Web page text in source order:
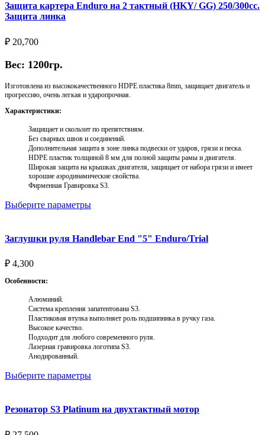
Защита картера Enduro на 2 тактный (HKY/ GG) 250/300cc.
Защита линка
₽ 20,700
Вес: 1200гр.
Изготовлена из высококачественного HDPE пластика 8mm, защищает двигатель и
прогрессию, очень легкая и ударопрочная.
Характеристики:
Защищает и скользит по препятствиям.
Без сварных швов и соединений.
Дополнительная защита в зоне линка подвески от ударов, грязи и песка.
HDPE пластик толщиной 8 мм для полной защиты рамы и двигателя.
Широкая защита на крышках двигателя, защищает от набора грязи и имеет
хорошие аэродинамические свойства.
Фирменная Гравировка S3.
Выберите параметры
Заглушки руля Handlebar End "5" Enduro/Trial
₽ 4,300
Особенности:
Алюминий.
Система крепления запатентована S3.
Пластиковая втулка выполняет роль подшипника в ручку газа.
Высокое качество.
Подходит для любого современного руля.
Лазерная гравировка логотипа S3.
Анодированный.
Выберите параметры
Резонатор S3 Platinum на двухтактный мотор